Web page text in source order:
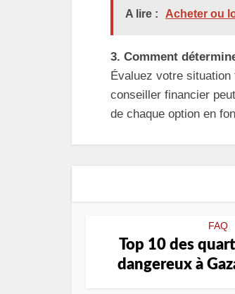
A lire : Acheter ou
3. Comment
Évaluez votre
conseiller financier
de chaque option en
FAQ
Top 10 des
dangereux à